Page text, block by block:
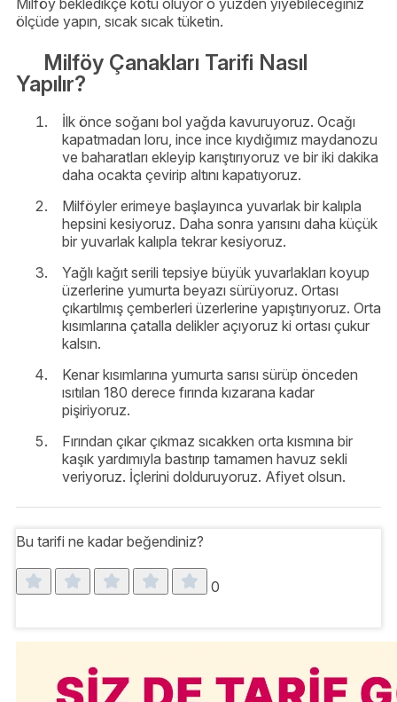
Milföy bekledikçe kötü oluyor o yüzden yiyebileceğiniz
ölçüde yapın, sıcak sıcak tüketin.
Milföy Çanakları Tarifi Nasıl
Yapılır?
İlk önce soğanı bol yağda kavuruyoruz. Ocağı
kapatmadan loru, ince ince kıydığımız maydanozu
ve baharatları ekleyip karıştırıyoruz ve bir iki dakika
daha ocakta çevirip altını kapatıyoruz.
Milföyler erimeye başlayınca yuvarlak bir kalıpla
hepsini kesiyoruz. Daha sonra yarısını daha küçük
bir yuvarlak kalıpla tekrar kesiyoruz.
Yağlı kağıt serili tepsiye büyük yuvarlakları koyup
üzerlerine yumurta beyazı sürüyoruz. Ortası
çıkartılmış çemberleri üzerlerine yapıştırıyoruz. Orta
kısımlarına çatalla delikler açıyoruz ki ortası çukur
kalsın.
Kenar kısımlarına yumurta sarısı sürüp önceden
ısıtılan 180 derece fırında kızarana kadar
pişiriyoruz.
Fırından çıkar çıkmaz sıcakken orta kısmına bir
kaşık yardımıyla bastırıp tamamen havuz sekli
veriyoruz. İçlerini dolduruyoruz. Afiyet olsun.
Bu tarifi ne kadar beğendiniz?
0